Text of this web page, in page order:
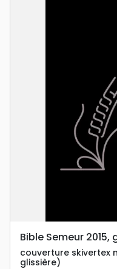
Bible Semeur
couverture skivertex
glissière)